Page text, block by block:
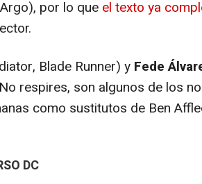
Argo), por lo que el texto ya
, Blade Runner) y Fede
No respires, son algunos de los
como sustitutos de Ben
DC